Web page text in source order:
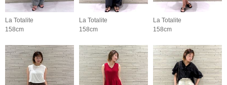
La Totalite
158cm
La Totalite
158cm
La Totalite
158cm